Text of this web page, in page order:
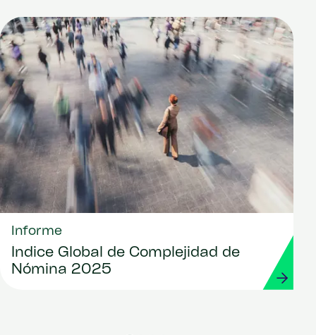
Informe
Índice Global de Complejidad de
Nómina 2025